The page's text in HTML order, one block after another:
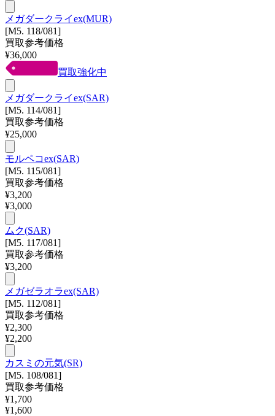
メガダークライex(MUR)
[M5. 118/081]
買取参考価格
¥36,000
買取強化中
メガダークライex(SAR)
[M5. 114/081]
買取参考価格
¥25,000
モルペコex(SAR)
[M5. 115/081]
買取参考価格
¥3,200
¥3,000
ムク(SAR)
[M5. 117/081]
買取参考価格
¥3,200
メガゼラオラex(SAR)
[M5. 112/081]
買取参考価格
¥2,300
¥2,200
カスミの元気(SR)
[M5. 108/081]
買取参考価格
¥1,700
¥1,600